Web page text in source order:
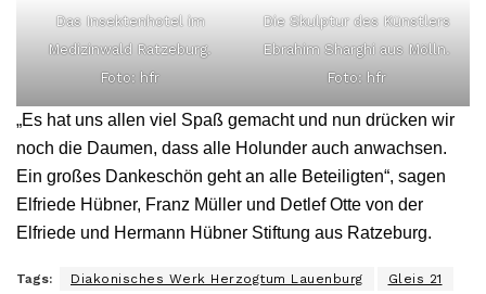
Das Insektenhotel im
Medizinwald Ratzeburg.
Foto: hfr
Die Skulptur des Künstlers
Ebrahim Sharghi aus Mölln.
Foto: hfr
„Es hat uns allen viel Spaß gemacht und nun drücken wir
noch die Daumen, dass alle Holunder auch anwachsen.
Ein großes Dankeschön geht an alle Beteiligten“, sagen
Elfriede Hübner, Franz Müller und Detlef Otte von der
Elfriede und Hermann Hübner Stiftung aus Ratzeburg.
Tags: Diakonisches Werk Herzogtum Lauenburg Gleis 21